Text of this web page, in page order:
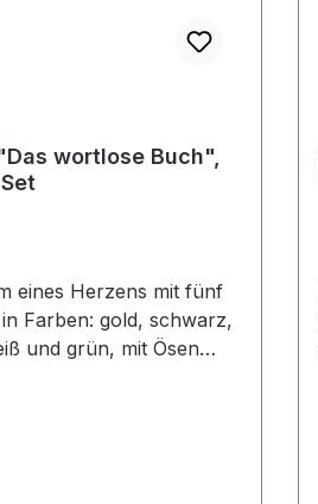
wortlose Buch",
eines Herzens mit fünf
Farben: gold, schwarz,
und grün, mit Ösen